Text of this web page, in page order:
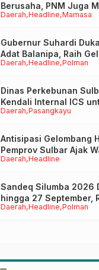
Daerah Headline Mamasa
Berusaha, PNM Juga
Anaknya Untuk
Daerah Headline Polman
Gubernur Suhardi
Adat Balanipa, Raih
Tappidena
Daerah Pasangkayu
Dinas Perkebunan
Kendali Internal ICS
Sertifikasi ISPO
Daerah Headline
Antisipasi Gelombang
Pemprov Sulbar Ajak
Ruang Digital
Daerah Headline Polman
Sandeq Silumba 2026
hingga 27 September,
Sulbar